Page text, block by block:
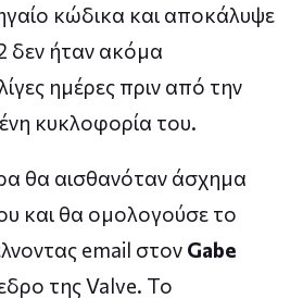
κώδικα και αποκάλυψε
δεν ήταν ακόμα
ημέρες πριν από την
κυκλοφορία του.
θα αισθανόταν άσχημα
και θα ομολογούσε το
email στον Gabe
της Valve. Το